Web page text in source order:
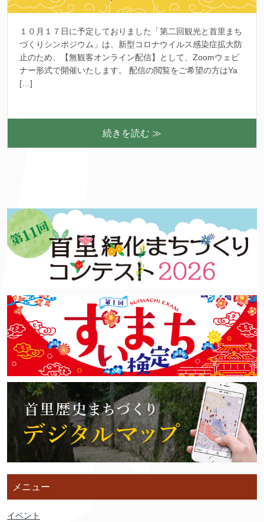
１０月１７日に予定しておりました「第二回観光と首里まち
づくりシンポジウム」は、新型コロナウイルス感染症拡大防
止のため、【無観客オンライン配信】として、Zoomウェビ
ナー形式で開催いたします。 配信の閲覧をご希望の方はYa
[…]
続きを読む ≫
メニュー
イベント